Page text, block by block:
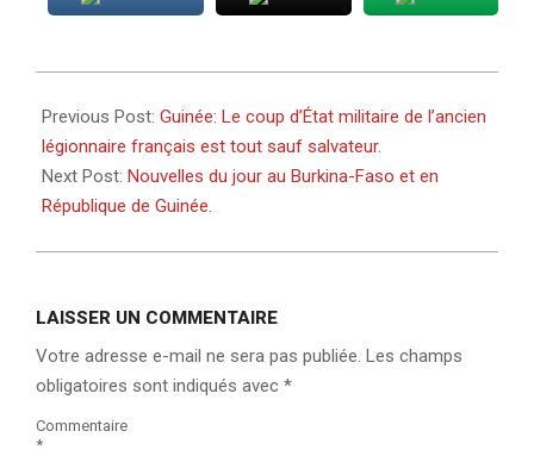
03-
27
Previous Post: Guinée: Le coup d’État militaire de l’ancien
légionnaire français est tout sauf salvateur.
Next Post: Nouvelles du jour au Burkina-Faso et en
République de Guinée.
LAISSER UN COMMENTAIRE
Votre adresse e-mail ne sera pas publiée. Les champs
obligatoires sont indiqués avec *
Commentaire
*